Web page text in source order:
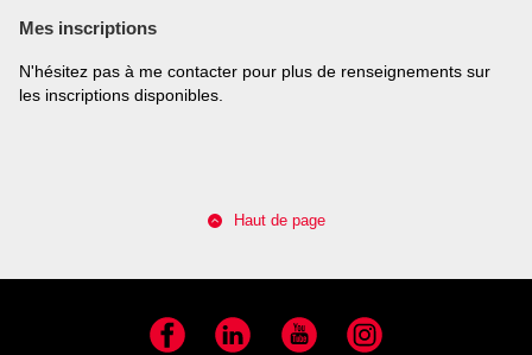
Mes inscriptions
N'hésitez pas à me contacter pour plus de renseignements sur
les inscriptions disponibles.
Haut de page
FacebookLinkedIn YouTube Instagram